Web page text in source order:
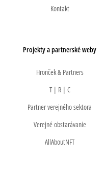
Kontakt
Projekty a partnerské weby
Hronček & Partners
T | R | C
Partner verejného sektora
Verejné obstarávanie
AllAboutNFT